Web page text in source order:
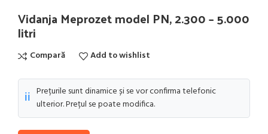
Vidanja Meprozet model PN, 2.300 – 5.000
litri
Compară Add to wishlist
ℹ️ Prețurile sunt dinamice și se vor confirma telefonic
ulterior. Prețul se poate modifica.